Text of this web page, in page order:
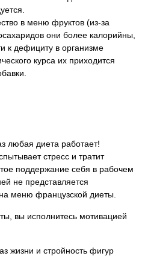
в меню фруктов (из-за
они более калорийны,
к дефициту в организме
курса их приходится
любая диета работает!
стресс и тратит
поддержание себя в рабочем
не представляется
меню французской диеты.
вы исполнитесь мотивацией
жизни и стройность фигур